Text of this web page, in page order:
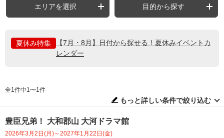
エリアを選択 目的から探す
夏休み特集
【7月・8月】日付から探せる！夏休みイベントカ
レンダー
全1件中1〜1件
もっと詳しい条件で絞り込む
豊臣兄弟！ 大和郡山 大河ドラマ館
2026年3月2日(月)～2027年1月22日(金)